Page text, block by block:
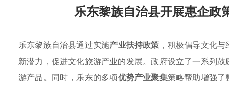
乐东黎族自治县开展惠企政
乐东黎族自治县通过实施产业扶持政策 ，积极倡导文化
新潜力，促进文化旅游产业的发展。政府设立了一系列
游产品。同时，乐东的多项优势产业聚集策略帮助增强了